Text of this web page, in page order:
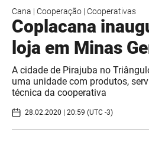
Cana | Cooperação | Cooperativas
Coplacana
loja em Minas
A cidade de Pirajuba no
uma unidade com produtos,
técnica da cooperativa
28.02.2020 | 20:59 (UTC -3)